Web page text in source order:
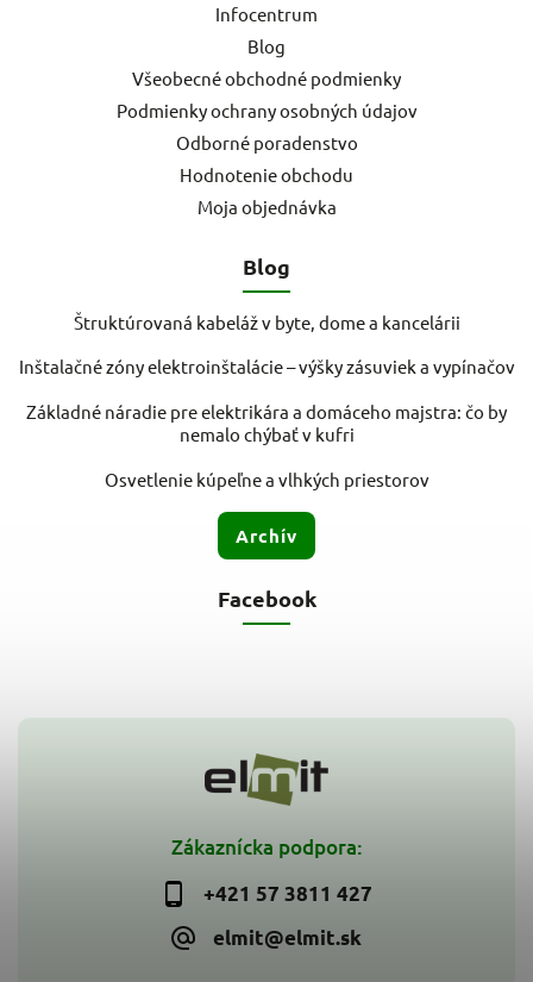
Zákaznícka podpora:
+421 57 3811 427
elmit@elmit.sk
Infocentrum
Blog
Všeobecné obchodné podmienky
Podmienky ochrany osobných údajov
Odborné poradenstvo
Hodnotenie obchodu
Moja objednávka
Blog
Štruktúrovaná kabeláž v byte, dome a kancelárii
Inštalačné zóny elektroinštalácie – výšky zásuviek a vypínačov
Základné náradie pre elektrikára a domáceho majstra: čo by
nemalo chýbať v kufri
Osvetlenie kúpeľne a vlhkých priestorov
Archív
Facebook